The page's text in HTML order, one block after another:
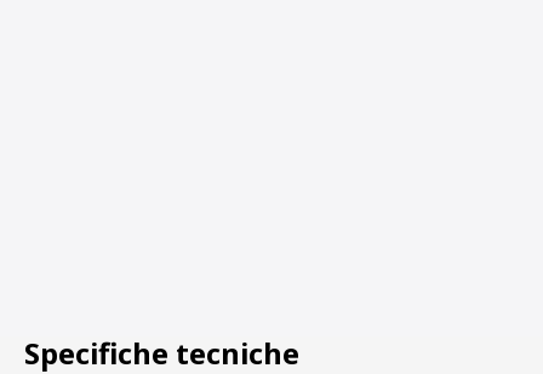
Specifiche tecniche